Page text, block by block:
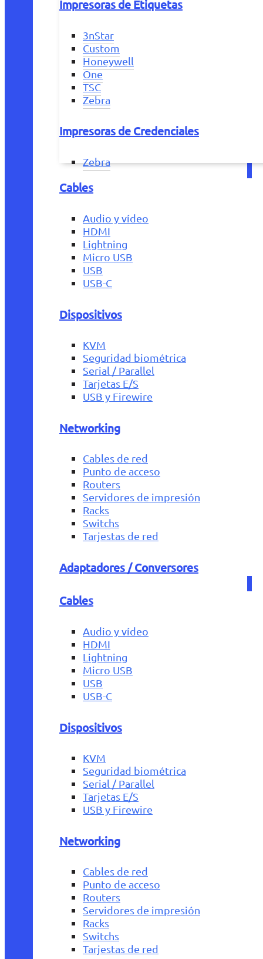
Impresoras de Etiquetas
3nStar
Custom
Honeywell
One
TSC
Zebra
Impresoras de Credenciales
Zebra
Cables
Audio y vídeo
HDMI
Lightning
Micro USB
USB
USB-C
Dispositivos
KVM
Seguridad biométrica
Serial / Parallel
Tarjetas E/S
USB y Firewire
Networking
Cables de red
Punto de acceso
Routers
Servidores de impresión
Racks
Switchs
Tarjestas de red
Adaptadores / Conversores
Cables
Audio y vídeo
HDMI
Lightning
Micro USB
USB
USB-C
Dispositivos
KVM
Seguridad biométrica
Serial / Parallel
Tarjetas E/S
USB y Firewire
Networking
Cables de red
Punto de acceso
Routers
Servidores de impresión
Racks
Switchs
Tarjestas de red